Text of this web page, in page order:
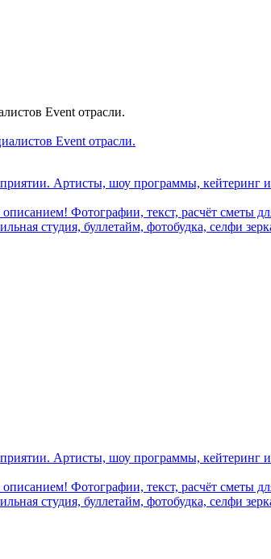
Event отрасли.
Артисты, шоу программы, кейтеринг
Фотографии, текст, расчёт сметы
студия, буллетайм, фотобудка, селфи
Артисты, шоу программы, кейтеринг
Фотографии, текст, расчёт сметы
студия, буллетайм, фотобудка, селфи